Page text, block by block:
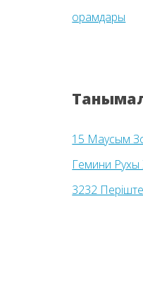
орамдары
15 Маусым
Гемини
3232